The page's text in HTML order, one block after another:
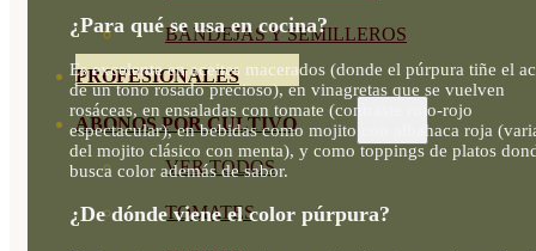
BANDEJAS Y SEMILLEROS
PROFESIONALES
ABONOS POR CULTIVO
VER TODOS
TOMATES
¿Para qué se usa en cocina?
Es excelente en aceites macerados (donde el púrpura tiñe el
de un tono rosado precioso), en vinagretas que se vuelven
rosáceas, en ensaladas con tomate (contraste rojo-rojo
espectacular), en bebidas como mojito con albahaca roja
del mojito clásico con menta), y como toppings de platos
busca color además de sabor.
¿De dónde viene el color púrpura?